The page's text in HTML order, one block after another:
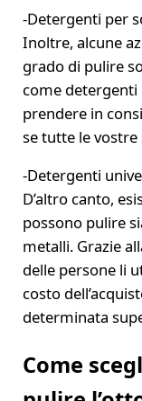
-Detergenti per
Inoltre, alcune
grado di pulire
come
prendere in
se tutte le
-Detergenti
D’altro canto,
possono pulire
metalli. Grazie
delle persone li
costo
determinata
Come